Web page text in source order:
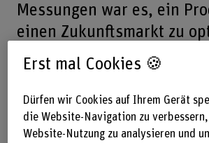
Messungen war es, ein
einen Zukunftsmarkt zu
Das Wichtigste in Kürze
Erst mal Cookies 🍪
Dürfen wir Cookies auf Ihrem Gerät
die Website-Navigation zu
Website-Nutzung zu analysieren und